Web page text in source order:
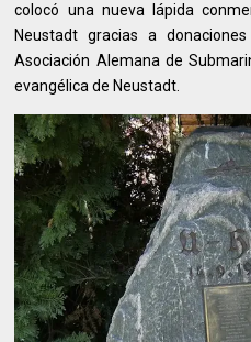
colocó una nueva lápida
Neustadt gracias a
Asociación Alemana de
evangélica de Neustadt.